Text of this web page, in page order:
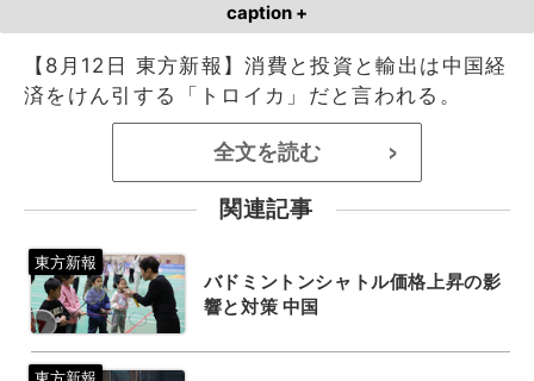
caption +
【8月12日 東方新報】消費と投資と輸出は中国経
済をけん引する「トロイカ」だと言われる。
全文を読む >
関連記事
バドミントンシャトル価格上昇の影
響と対策 中国